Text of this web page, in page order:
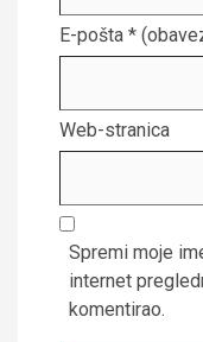
E-pošta *
Web-stranica
Spremi moje
internet
komentirao.